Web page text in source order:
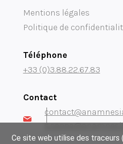
Mentions légales
Politique de
Téléphone
+33 (0)3.88.22.67.83
Contact
Ce site web utilise des traceurs